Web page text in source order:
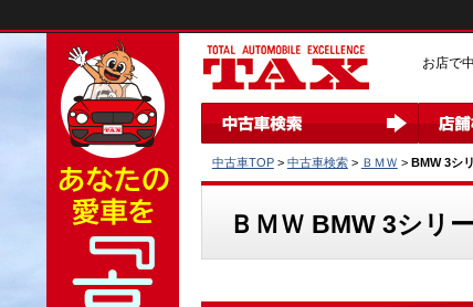
お店で
中古車TOP> 中古車検索> ＢＭＷ > BMW 3シ
ＢＭＷ BMW 3シリ